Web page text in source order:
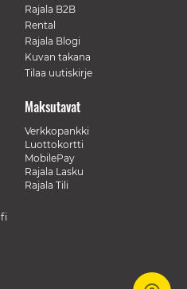
Rajala B2B
Rental
Rajala Blogi
Kuvan takana
Tilaa uutiskirje
Maksutavat
Verkkopankki
Luottokortti
MobilePay
Rajala Lasku
Rajala Tili